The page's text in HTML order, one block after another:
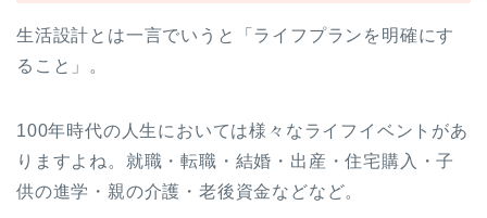
生活設計とは一言でいうと「ライフプランを明確にす
ること」。
100年時代の人生においては様々なライフイベントがあ
りますよね。就職・転職・結婚・出産・住宅購入・子
供の進学・親の介護・老後資金などなど。